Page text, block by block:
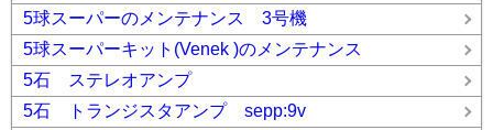
5球スーパーのメンテナンス 3号機
5球スーパーキット(Venek )のメンテナンス
5石 ステレオアンプ
5石 トランジスタアンプ sepp:9v